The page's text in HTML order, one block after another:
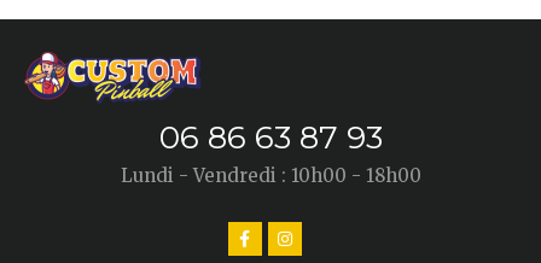
06 86 63 87 93
Lundi - Vendredi : 10h00 - 18h00